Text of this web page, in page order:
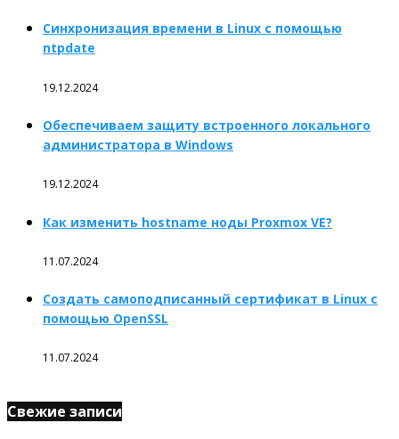
Синхронизация времени в Linux с помощью
ntpdate
19.12.2024
Обеспечиваем защиту встроенного локального
администратора в Windows
19.12.2024
Как изменить hostname ноды Proxmox VE?
11.07.2024
Создать самоподписанный сертификат в Linux с
помощью OpenSSL
11.07.2024
Свежие записи